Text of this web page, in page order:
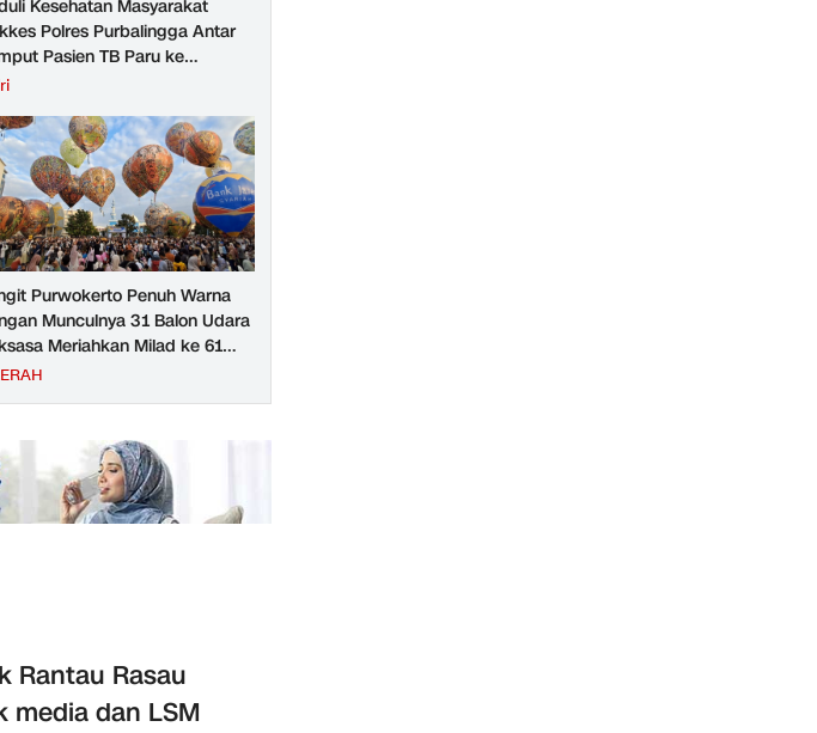
Kesehatan Masyarakat
Polres Purbalingga Antar
Pasien TB Paru ke
Purwokerto Penuh Warna
Munculnya 31 Balon Udara
Meriahkan Milad ke 61
Sedot Ribuan Warga
Rantau Rasau
media dan LSM